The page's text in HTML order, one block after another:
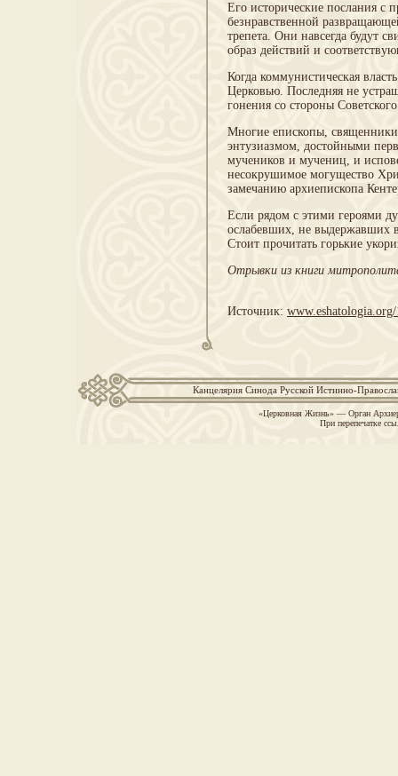
Его исторические послания с
безнравственной
трепета. Они навсегда будут
образ действий и
Когда коммунистическая
Церковью. Последняя не
гонения со стороны
Многие епископы,
энтузиазмом, достойными
мучеников и мучениц, и
несокрушимое могущество
замечанию архиепископа
Если рядом с этими героями
ослабевших, не выдержавших
Стоит прочитать горькие
Отрывки из книги
Источник:
Канцелярия Синода Русской Истинно-
«Церковная Жизнь» — Орган
При перепечатке